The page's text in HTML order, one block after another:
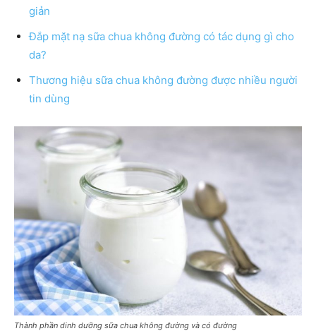
giản
Đắp mặt nạ sữa chua không đường có tác dụng gì cho
da?
Thương hiệu sữa chua không đường được nhiều người
tin dùng
Thành phần dinh dưỡng sữa chua không đường và có đường